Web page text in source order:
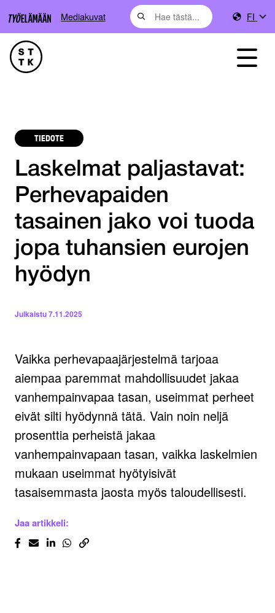
Mediakuvat FI
TIEDOTE
Laskelmat paljastavat:
Perhevapaiden
tasainen jako voi tuoda
jopa tuhansien eurojen
hyödyn
Julkaistu7.11.2025
Vaikka perhevapaajärjestelmä tarjoaa
aiempaa paremmat mahdollisuudet jakaa
vanhempainvapaa tasan, useimmat perheet
eivät silti hyödynnä tätä. Vain noin neljä
prosenttia perheistä jakaa
vanhempainvapaan tasan, vaikka laskelmien
mukaan useimmat hyötyisivät
tasaisemmasta jaosta myös taloudellisesti.
Jaa artikkeli: